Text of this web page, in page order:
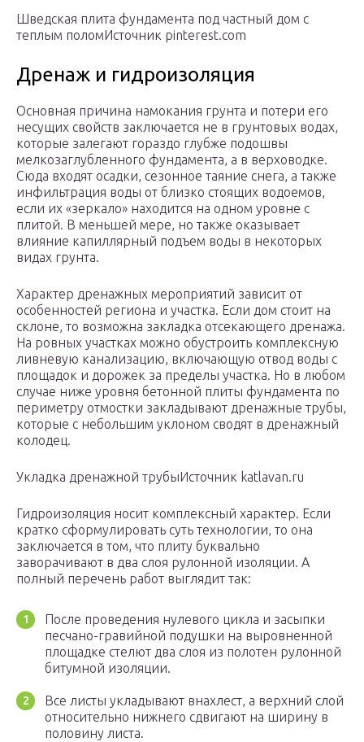
Шведская плита фундамента под частный дом с
теплым поломИсточник pinterest.com
Дренаж и гидроизоляция
Основная причина намокания грунта и потери его
несущих свойств заключается не в грунтовых водах,
которые залегают гораздо глубже подошвы
мелкозаглубленного фундамента, а в верховодке.
Сюда входят осадки, сезонное таяние снега, а также
инфильтрация воды от близко стоящих водоемов,
если их «зеркало» находится на одном уровне с
плитой. В меньшей мере, но также оказывает
влияние капиллярный подъем воды в некоторых
видах грунта.
Характер дренажных мероприятий зависит от
особенностей региона и участка. Если дом стоит на
склоне, то возможна закладка отсекающего дренажа.
На ровных участках можно обустроить комплексную
ливневую канализацию, включающую отвод воды с
площадок и дорожек за пределы участка. Но в любом
случае ниже уровня бетонной плиты фундамента по
периметру отмостки закладывают дренажные трубы,
которые с небольшим уклоном сводят в дренажный
колодец.
Укладка дренажной трубыИсточник katlavan.ru
Гидроизоляция носит комплексный характер. Если
кратко сформулировать суть технологии, то она
заключается в том, что плиту буквально
заворачивают в два слоя рулонной изоляции. А
полный перечень работ выглядит так:
После проведения нулевого цикла и засыпки
песчано-гравийной подушки на выровненной
площадке стелют два слоя из полотен рулонной
битумной изоляции.
Все листы укладывают внахлест, а верхний слой
относительно нижнего сдвигают на ширину в
половину листа.